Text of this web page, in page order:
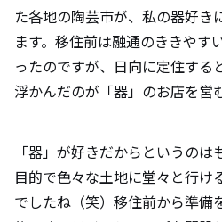
た各地の陶芸市が、私の器好き
ます。移住前は融通のききやす
ったのですが、日向に定住する
浮かんだのが「器」のお店を営
「器」が好きだからというの
目的で色々な土地に堂々と行け
でしたね（笑）移住前から準備